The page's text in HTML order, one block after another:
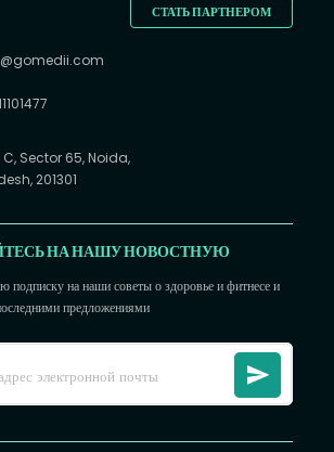
СТАТЬ ПАРТНЕРОМ
Sector 65, Noida,
201301
НА НАШУ НОВОСТНУЮ
подписку на наши советы о здоровье и фитнесе и
предложениями